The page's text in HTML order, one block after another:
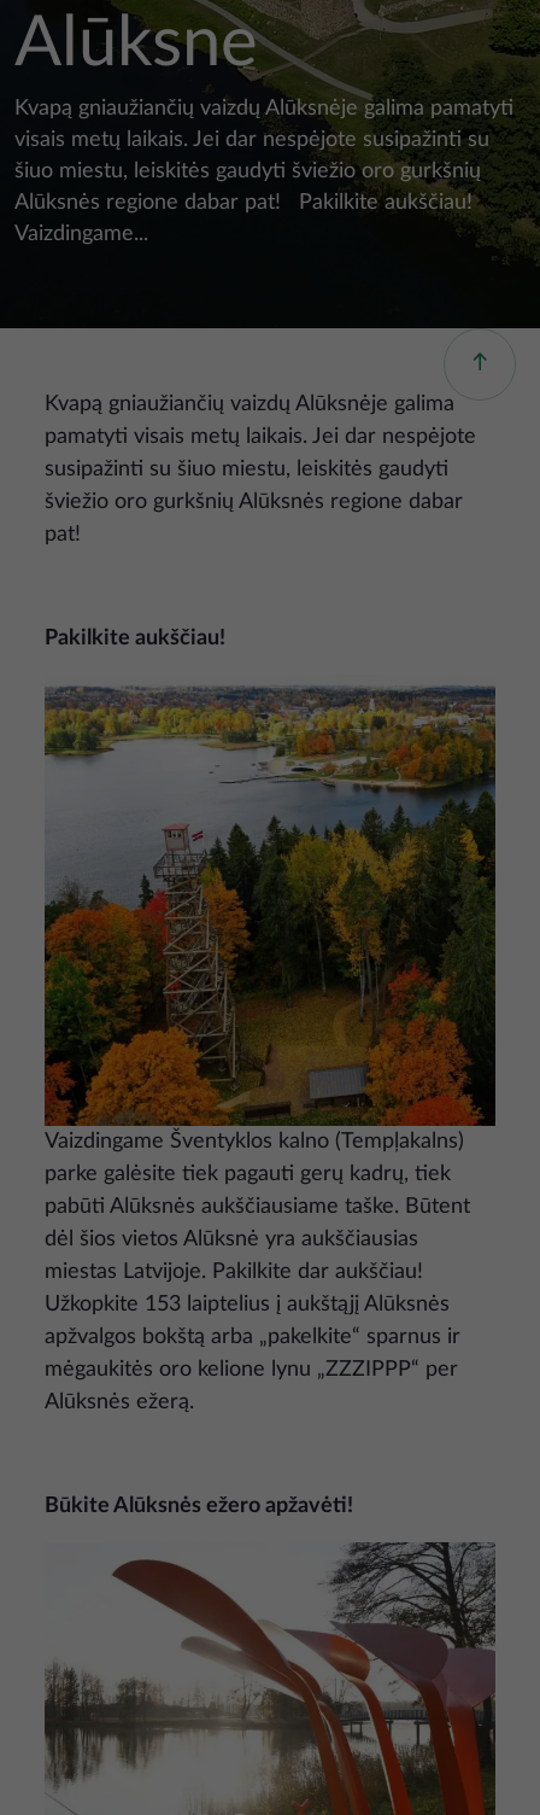
Alūksne
Kvapą gniaužiančių vaizdų Alūksnėje galima pamatyti
visais metų laikais. Jei dar nespėjote susipažinti su
šiuo miestu, leiskitės gaudyti šviežio oro gurkšnių
Alūksnės regione dabar pat! Pakilkite aukščiau!
Vaizdingame...
Kvapą gniaužiančių vaizdų Alūksnėje galima
pamatyti visais metų laikais. Jei dar nespėjote
susipažinti su šiuo miestu, leiskitės gaudyti
šviežio oro gurkšnių Alūksnės regione dabar
pat!
Pakilkite aukščiau!
Nuotrauka
Vaizdingame Šventyklos kalno (Tempļakalns)
parke galėsite tiek pagauti gerų kadrų, tiek
pabūti Alūksnės aukščiausiame taške. Būtent
dėl šios vietos Alūksnė yra aukščiausias
miestas Latvijoje. Pakilkite dar aukščiau!
Užkopkite 153 laiptelius į aukštąjį Alūksnės
apžvalgos bokštą arba „pakelkite“ sparnus ir
mėgaukitės oro kelione lynu „ZZZIPPP“ per
Alūksnės ežerą.
Būkite Alūksnės ežero apžavėti!